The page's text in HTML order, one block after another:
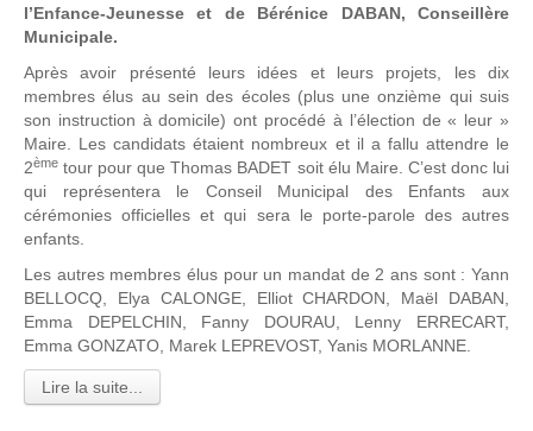
l’Enfance-Jeunesse et de Bérénice DABAN, Conseillère
Municipale.
Après avoir présenté leurs idées et leurs projets, les dix
membres élus au sein des écoles (plus une onzième qui suis
son instruction à domicile) ont procédé à l’élection de « leur »
Maire. Les candidats étaient nombreux et il a fallu attendre le
2ème tour pour que Thomas BADET soit élu Maire. C’est donc lui
qui représentera le Conseil Municipal des Enfants aux
cérémonies officielles et qui sera le porte-parole des autres
enfants.
Les autres membres élus pour un mandat de 2 ans sont : Yann
BELLOCQ, Elya CALONGE, Elliot CHARDON, Maël DABAN,
Emma DEPELCHIN, Fanny DOURAU, Lenny ERRECART,
Emma GONZATO, Marek LEPREVOST, Yanis MORLANNE.
Lire la suite...